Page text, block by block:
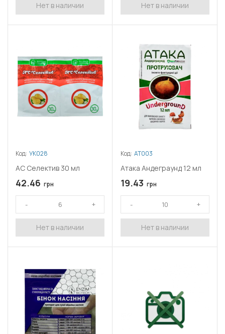
Нет в наличии Нет в наличии
Код: УК028
АС Селектив 30 мл
42.46 грн
Нет в наличии
Код: АТ003
Атака Андеграунд 12 мл
19.43 грн
Нет в наличии